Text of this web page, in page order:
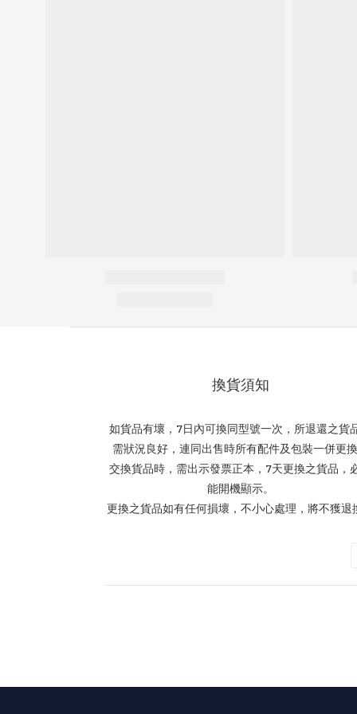
換貨須知
如貨品有壞，7日內可換同型號一次，所退還之貨
需狀況良好，連同出售時所有配件及包裝一併更
交換貨品時，需出示發票正本，7天更換之貨品，
能開機顯示。
更換之貨品如有任何損壞，不小心處理，將不獲退